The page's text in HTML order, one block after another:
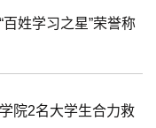
姓学习之星”荣誉称
院2名大学生合力救